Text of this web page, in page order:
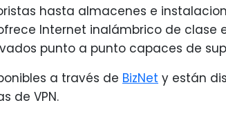
hasta almacenes e
Internet inalámbrico de clase
punto a punto capaces de
a través de BizNet y están
de VPN.